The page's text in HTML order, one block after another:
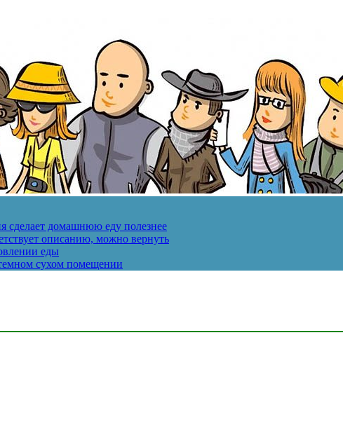
сделает домашнюю еду полезнее
описанию, можно вернуть
еды
сухом помещении